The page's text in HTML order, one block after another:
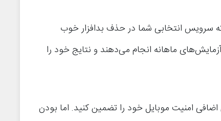
سرویس انتخابی شما در حذف بدافزار خوب
ماهانه انجام می‌دهند و نتایج خود را
امنیت موبایل خود را تضمین کنید. اما بودن